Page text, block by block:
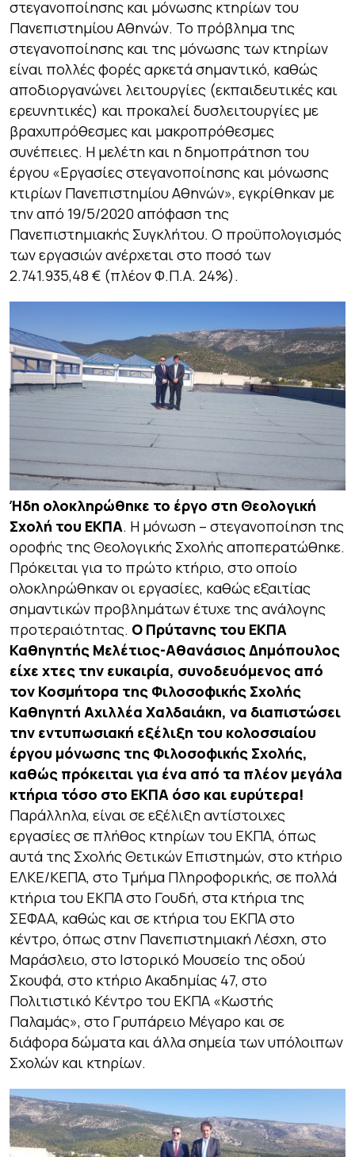
στεγανοποίησης και μόνωσης κτηρίων του
Πανεπιστημίου Αθηνών. Το πρόβλημα της
στεγανοποίησης και της μόνωσης των κτηρίων
είναι πολλές φορές αρκετά σημαντικό, καθώς
αποδιοργανώνει λειτουργίες (εκπαιδευτικές και
ερευνητικές) και προκαλεί δυσλειτουργίες με
βραχυπρόθεσμες και μακροπρόθεσμες
συνέπειες. Η μελέτη και η δημοπράτηση του
έργου «Εργασίες στεγανοποίησης και μόνωσης
κτιρίων Πανεπιστημίου Αθηνών», εγκρίθηκαν με
την από 19/5/2020 απόφαση της
Πανεπιστημιακής Συγκλήτου. Ο προϋπολογισμός
των εργασιών ανέρχεται στο ποσό των
2.741.935,48 € (πλέον Φ.Π.Α. 24%).
Ήδη ολοκληρώθηκε το έργο στη Θεολογική
Σχολή του ΕΚΠΑ. Η μόνωση – στεγανοποίηση της
οροφής της Θεολογικής Σχολής αποπερατώθηκε.
Πρόκειται για το πρώτο κτήριο, στο οποίο
ολοκληρώθηκαν οι εργασίες, καθώς εξαιτίας
σημαντικών προβλημάτων έτυχε της ανάλογης
προτεραιότητας. Ο Πρύτανης του ΕΚΠΑ
Καθηγητής Μελέτιος-Αθανάσιος Δημόπουλος
είχε χτες την ευκαιρία, συνοδευόμενος από
τον Κοσμήτορα της Φιλοσοφικής Σχολής
Καθηγητή Αχιλλέα Χαλδαιάκη, να διαπιστώσει
την εντυπωσιακή εξέλιξη του κολοσσιαίου
έργου μόνωσης της Φιλοσοφικής Σχολής,
καθώς πρόκειται για ένα από τα πλέον μεγάλα
κτήρια τόσο στο ΕΚΠΑ όσο και ευρύτερα!
Παράλληλα, είναι σε εξέλιξη αντίστοιχες
εργασίες σε πλήθος κτηρίων του ΕΚΠΑ, όπως
αυτά της Σχολής Θετικών Επιστημών, στο κτήριο
ΕΛΚΕ/ΚΕΠΑ, στο Τμήμα Πληροφορικής, σε πολλά
κτήρια του ΕΚΠΑ στο Γουδή, στα κτήρια της
ΣΕΦΑΑ, καθώς και σε κτήρια του ΕΚΠΑ στο
κέντρο, όπως στην Πανεπιστημιακή Λέσχη, στο
Μαράσλειο, στο Ιστορικό Μουσείο της οδού
Σκουφά, στο κτήριο Ακαδημίας 47, στο
Πολιτιστικό Κέντρο του ΕΚΠΑ «Κωστής
Παλαμάς», στο Γρυπάρειο Μέγαρο και σε
διάφορα δώματα και άλλα σημεία των υπόλοιπων
Σχολών και κτηρίων.